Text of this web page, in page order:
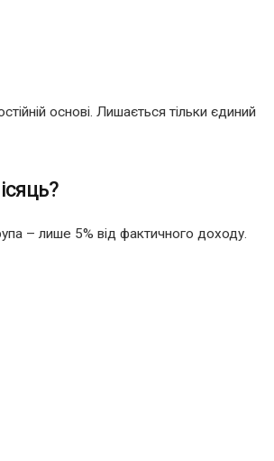
основі. Лишається тільки єдиний
– лише 5% від фактичного доходу.